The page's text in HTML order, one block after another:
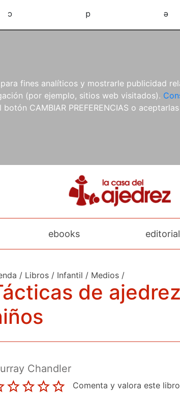
fines analíticos y mostrarle publicidad
(por ejemplo, sitios web visitados).
CAMBIAR PREFERENCIAS o
c d e
ebooks editorial
/ Libros / Infantil / Medios /
de
Chandler
Comenta y valora este libro